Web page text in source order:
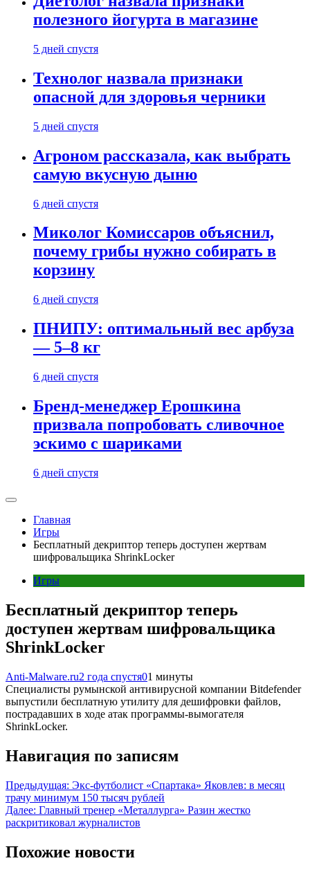
полезного йогурта в магазине
5 дней спустя
Технолог назвала признаки
опасной для здоровья черники
5 дней спустя
Агроном рассказала, как выбрать
самую вкусную дыню
6 дней спустя
Миколог Комиссаров объяснил,
почему грибы нужно собирать в
корзину
6 дней спустя
ПНИПУ: оптимальный вес арбуза
— 5–8 кг
6 дней спустя
Бренд-менеджер Ерошкина
призвала попробовать сливочное
эскимо с шариками
6 дней спустя
Главная
Игры
Бесплатный декриптор теперь доступен жертвам
шифровальщика ShrinkLocker
Игры
Бесплатный декриптор теперь
доступен жертвам шифровальщика
ShrinkLocker
Anti-Malware.ru2 года спустя01 минуты
Специалисты румынской антивирусной компании Bitdefender
выпустили бесплатную утилиту для дешифровки файлов,
пострадавших в ходе атак программы-вымогателя
ShrinkLocker.
Навигация по записям
Предыдущая: Экс-футболист «Спартака» Яковлев: в месяц
трачу минимум 150 тысяч рублей
Далее: Главный тренер «Металлурга» Разин жестко
раскритиковал журналистов
Похожие новости